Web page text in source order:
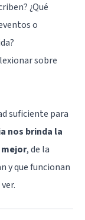
¿Qué
o
sobre
suficiente para
nos brinda la
, de la
y que funcionan